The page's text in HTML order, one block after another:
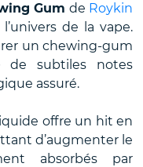
Gum de Roykin
de la vape.
un chewing-gum
de subtiles notes
assuré.
offre un hit en
d’augmenter le
absorbés par